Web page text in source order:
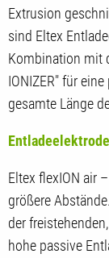
Extrusion
sind Eltex
Kombination mit
IONIZER" für
gesamte Länge
Entladeelektrode
Eltex flexION air
größere
der
hohe passive